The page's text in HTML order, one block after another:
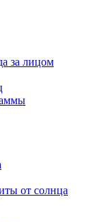
за лицом
от солнца